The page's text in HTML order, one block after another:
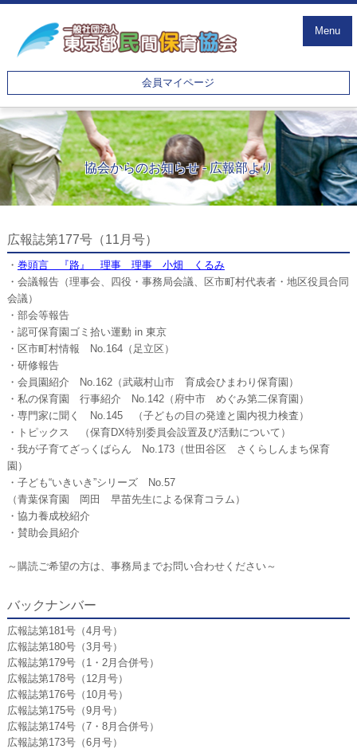
会員マイページ
Menu
協会からのお知らせ - 広報部より
広報誌第177号（11月号）
・ 巻頭言 『路』 理事 理事 小畑 くるみ
・会議報告（理事会、四役・事務局会議、区市町村代表者・地区役員合同
会議）
・部会等報告
・認可保育園ゴミ拾い運動 in 東京
・区市町村情報 No.164（足立区）
・研修報告
・会員園紹介 No.162（武蔵村山市 育成会ひまわり保育園）
・私の保育園 行事紹介 No.142（府中市 めぐみ第二保育園）
・専門家に聞く No.145 （子どもの目の発達と園内視力検査）
・トピックス （保育DX特別委員会設置及び活動について）
・我が子育てざっくばらん No.173（世田谷区 さくらしんまち保育
園）
・子ども“いきいき”シリーズ No.57
（青葉保育園 岡田 早苗先生による保育コラム）
・協力養成校紹介
・賛助会員紹介
～購読ご希望の方は、事務局までお問い合わせください～
バックナンバー
広報誌第181号（4月号）
広報誌第180号（3月号）
広報誌第179号（1・2月合併号）
広報誌第178号（12月号）
広報誌第176号（10月号）
広報誌第175号（9月号）
広報誌第174号（7・8月合併号）
広報誌第173号（6月号）